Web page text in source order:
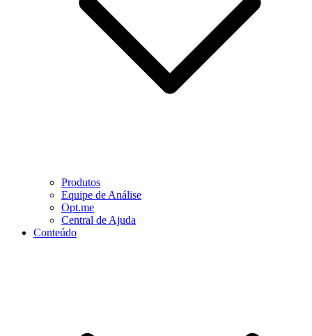
Produtos
Equipe de Análise
Opt.me
Central de Ajuda
Conteúdo